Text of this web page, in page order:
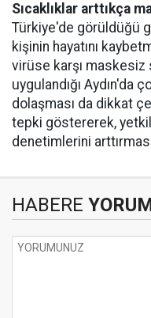
Sıcaklıklar arttıkça
Türkiye'de görüldüğü
kişinin hayatını
virüse karşı maskesiz
uygulandığı Aydın'da
dolaşması da dikkat
tepki göstererek,
denetimlerini
HABERE